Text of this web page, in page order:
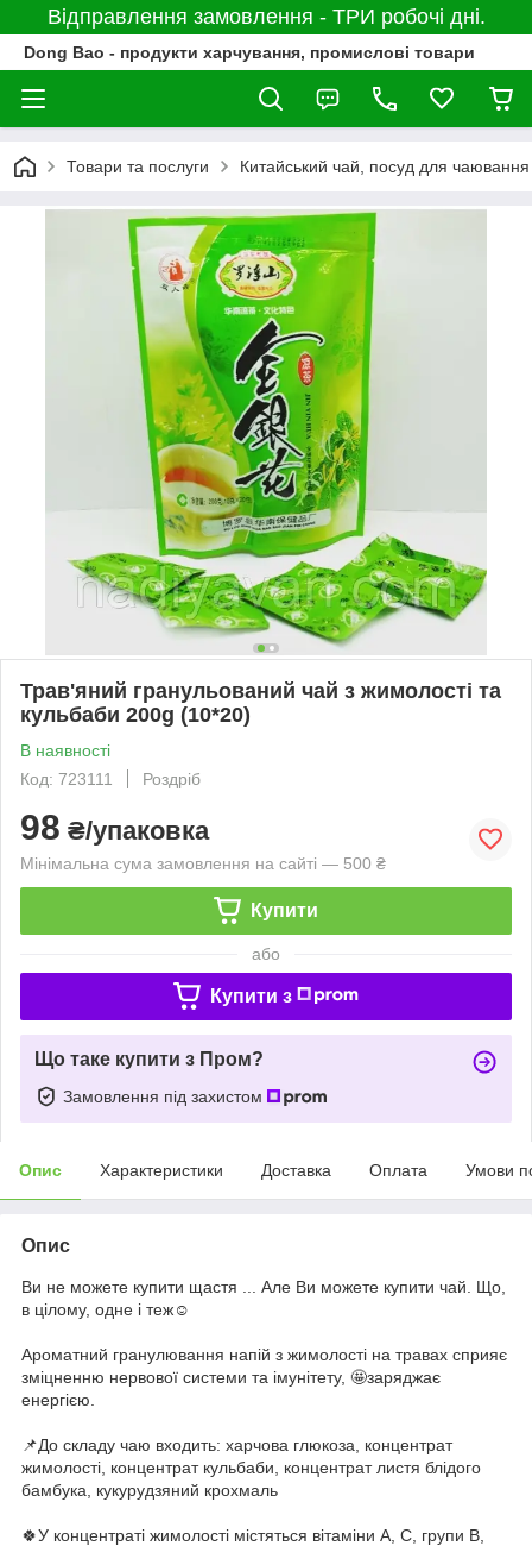
Відправлення замовлення - ТРИ робочі дні.
Dong Bao - продукти харчування, промислові товари
Товари та послуги Китайський чай, посуд для чаювання
Трав'яний гранульований чай з жимолості та
кульбаби 200g (10*20)
В наявності
Код: 723111
Роздріб
98 ₴/упаковка
Мінімальна сума замовлення на сайті — 500 ₴
Купити
або
Купити з
Що таке купити з Пром?
Замовлення під захистом
Опис Характеристики Доставка Оплата Умови
Опис
Ви не можете купити щастя ... Але Ви можете купити чай. Що,
в цілому, одне і теж☺️
Ароматний гранулювання напій з жимолості на травах сприяє
зміцненню нервової системи та імунітету, 🤩заряджає
енергією.
📌До складу чаю входить: харчова глюкоза, концентрат
жимолості, концентрат кульбаби, концентрат листя блідого
бамбука, кукурудзяний крохмаль
🍀У концентраті жимолості містяться вітаміни А, С, групи В,